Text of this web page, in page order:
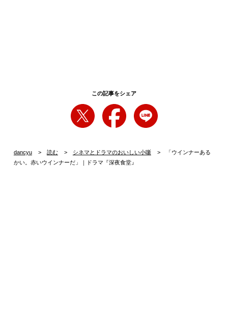
この記事をシェア
dancyu 読む シネマとドラマのおいしい小噺
「ウインナーある
かい。赤いウインナーだ」｜ドラマ『深夜食堂』